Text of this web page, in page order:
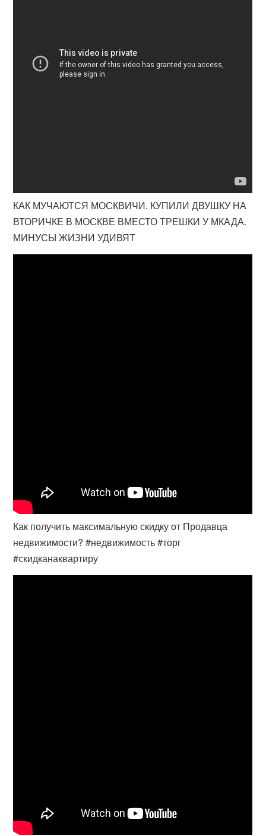
КАК МУЧАЮТСЯ МОСКВИЧИ. КУПИЛИ ДВУШКУ НА
ВТОРИЧКЕ В МОСКВЕ ВМЕСТО ТРЕШКИ У МКАДА.
МИНУСЫ ЖИЗНИ УДИВЯТ
Как получить максимальную скидку от Продавца
недвижимости? #недвижимость #торг
#скидканаквартиру